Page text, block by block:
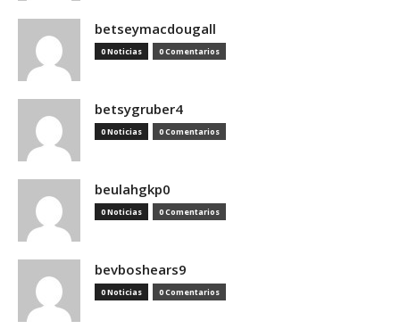
betseymacdougall
0 Noticias 0 Comentarios
betsygruber4
0 Noticias 0 Comentarios
beulahgkp0
0 Noticias 0 Comentarios
bevboshears9
0 Noticias 0 Comentarios